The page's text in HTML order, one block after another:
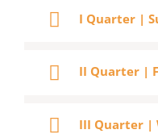
I Quarter |
II Quarter |
III Quarter |